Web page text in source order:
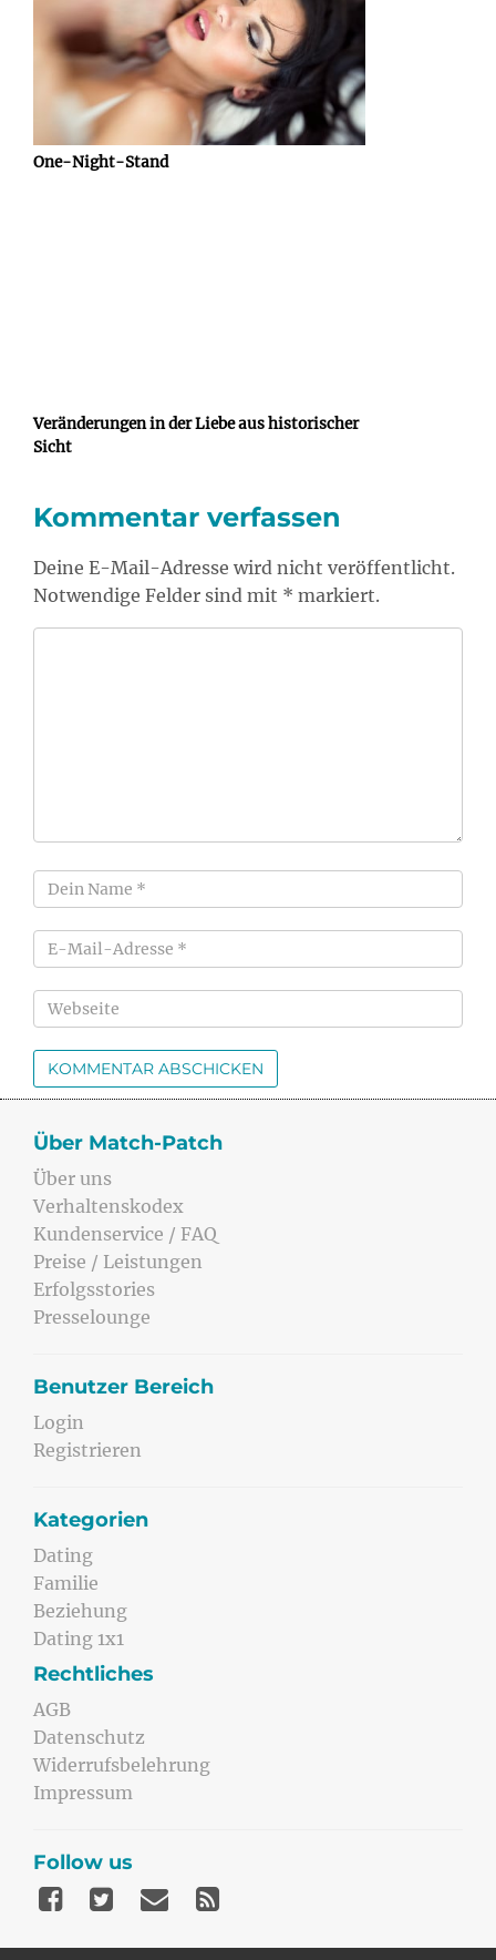
One-Night-Stand
Veränderungen in der Liebe aus historischer
Sicht
Kommentar verfassen
Deine E-Mail-Adresse wird nicht veröffentlicht.
Notwendige Felder sind mit * markiert.
Über Match-Patch
Über uns
Verhaltenskodex
Kundenservice / FAQ
Preise / Leistungen
Erfolgsstories
Presselounge
Benutzer Bereich
Login
Registrieren
Kategorien
Dating
Familie
Beziehung
Dating 1x1
Rechtliches
AGB
Datenschutz
Widerrufsbelehrung
Impressum
Follow us